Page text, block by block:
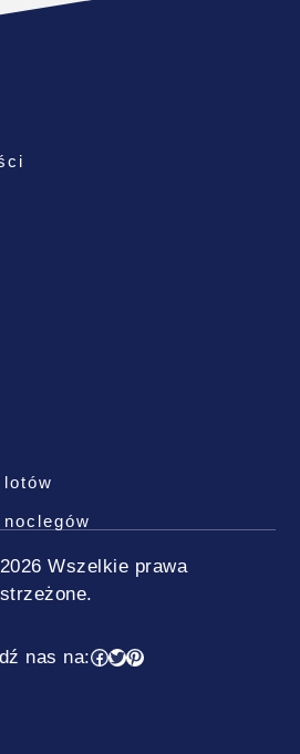
Wszelkie prawa
nas na:Facebook
Twitter
Pinterest